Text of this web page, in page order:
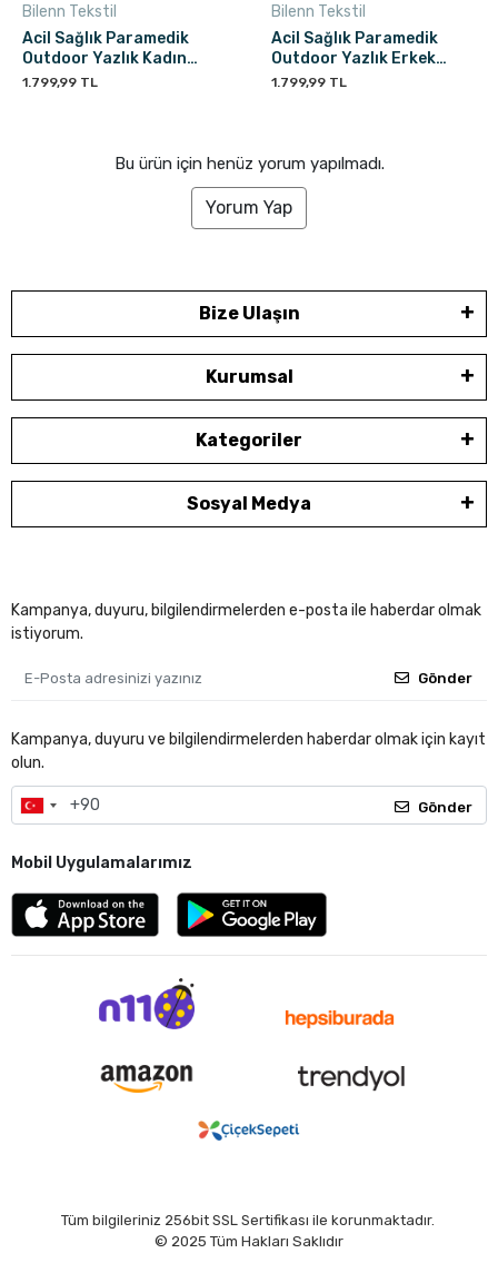
Bilenn Tekstil
Acil Sağlık Paramedik
Outdoor Yazlık Kadın
Pantolon - Lacivert
1.799,99 TL
Bilenn Tekstil
Acil Sağlık Paramedik
Outdoor Yazlık Erkek
Pantolon - Lacivert
1.799,99 TL
Bu ürün için henüz yorum yapılmadı.
Yorum Yap
Bize Ulaşın
Kurumsal
Kategoriler
Sosyal Medya
Kampanya, duyuru, bilgilendirmelerden e-posta ile haberdar olmak
istiyorum.
Gönder
Kampanya, duyuru ve bilgilendirmelerden haberdar olmak için kayıt
olun.
Gönder
Mobil Uygulamalarımız
Tüm bilgileriniz 256bit SSL Sertifikası ile korunmaktadır.
© 2025 Tüm Hakları Saklıdır